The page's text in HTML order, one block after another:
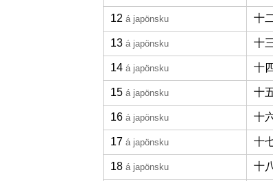
12 á japönsku 十
13 á japönsku 十
14 á japönsku 十
15 á japönsku 十
16 á japönsku 十
17 á japönsku 十
18 á japönsku 十